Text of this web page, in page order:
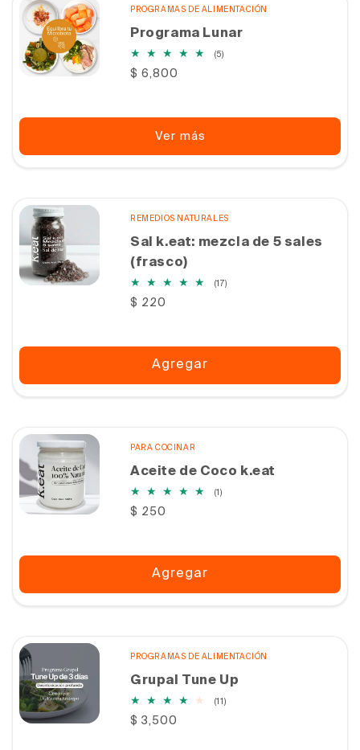
PROGRAMAS DE ALIMENTACIÓN
Programa Lunar
(5)5
Precio
$ 6,800
Ver más
REMEDIOS NATURALES
Sal k.eat: mezcla de 5 sales
(frasco)
(17)17
Precio
$ 220
Agregar
PARA COCINAR
Aceite de Coco k.eat
(1)1
Precio
$ 250
Agregar
PROGRAMAS DE ALIMENTACIÓN
Grupal Tune Up
(11)11
Precio
$ 3,500